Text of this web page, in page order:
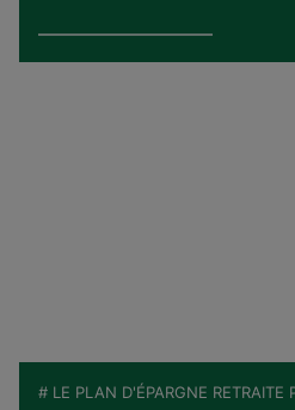
# LE PLAN D'ÉPARGNE RETRAITE